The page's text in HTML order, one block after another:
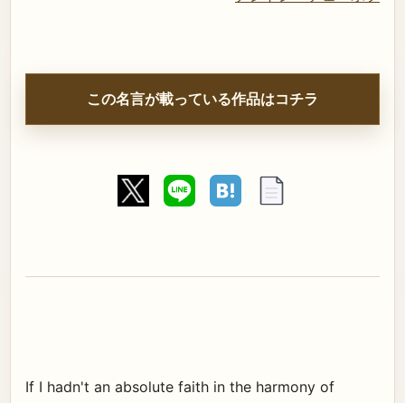
この名言が載っている作品はコチラ
If I hadn't an absolute faith in the harmony of